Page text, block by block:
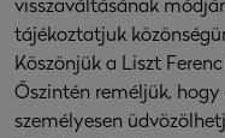
visszaváltásának
tájékoztatjuk
Köszönjük a Liszt
Őszintén reméljük,
személyesen